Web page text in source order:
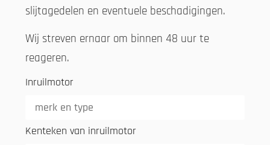
slijtagedelen en eventuele beschadigingen.
Wij streven ernaar om binnen 48 uur te
reageren.
Inruilmotor
Kenteken van inruilmotor